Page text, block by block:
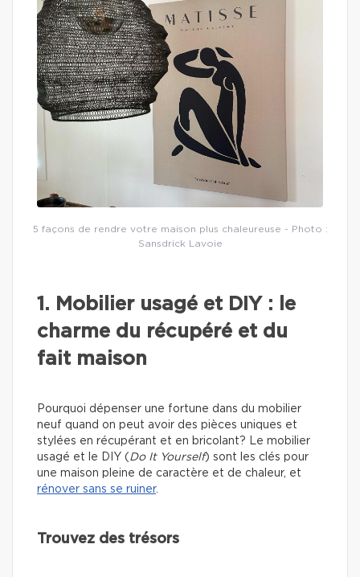
5 façons de rendre votre maison plus chaleureuse - Photo :
Sansdrick Lavoie
1. Mobilier usagé et DIY : le
charme du récupéré et du
fait maison
Pourquoi dépenser une fortune dans du mobilier
neuf quand on peut avoir des pièces uniques et
stylées en récupérant et en bricolant? Le mobilier
usagé et le DIY ( Do It Yourself) sont les clés pour
une maison pleine de caractère et de chaleur, et
rénover sans se ruiner.
Trouvez des trésors